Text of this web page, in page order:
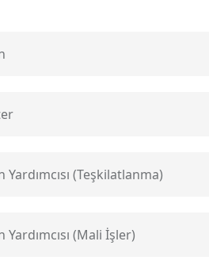
Yardımcısı (Teşkilatlanma)
Yardımcısı (Mali İşler)